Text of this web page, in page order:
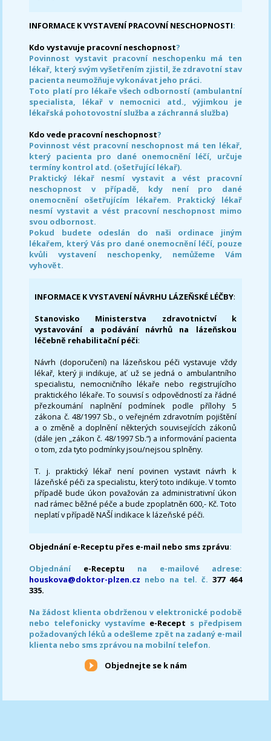
INFORMACE K VYSTAVENÍ PRACOVNÍ NESCHOPNOSTI:
Kdo vystavuje pracovní neschopnost?
Povinnost vystavit pracovní neschopenku má ten
lékař, který svým vyšetřením zjistil, že zdravotní stav
pacienta neumožňuje vykonávat jeho práci.
Toto platí pro lékaře všech odborností (ambulantní
specialista, lékař v nemocnici atd., výjimkou je
lékařská pohotovostní služba a záchranná služba)
Kdo vede pracovní neschopnost?
Povinnost vést pracovní neschopnost má ten lékař,
který pacienta pro dané onemocnění léčí, určuje
termíny kontrol atd. (ošetřující lékař).
Praktický lékař nesmí vystavit a vést pracovní
neschopnost v případě, kdy není pro dané
onemocnění ošetřujícím lékařem. Praktický lékař
nesmí vystavit a vést pracovní neschopnost mimo
svou odbornost.
Pokud budete odeslán do naši ordinace jiným
lékařem, který Vás pro dané onemocnění léčí, pouze
kvůli vystavení neschopenky, nemůžeme Vám
vyhovět.
INFORMACE K VYSTAVENÍ NÁVRHU LÁZEŇSKÉ LÉČBY:
Stanovisko Ministerstva zdravotnictví k
vystavování a podávání návrhů na lázeňskou
léčebně rehabilitační péči:
Návrh (doporučení) na lázeňskou péči vystavuje vždy
lékař, který ji indikuje, ať už se jedná o ambulantního
specialistu, nemocničního lékaře nebo registrujícího
praktického lékaře. To souvisí s odpovědností za řádné
přezkoumání naplnění podmínek podle přílohy 5
zákona č. 48/1997 Sb., o veřejném zdravotním pojištění
a o změně a doplnění některých souvisejících zákonů
(dále jen „zákon č. 48/1997 Sb.“) a informování pacienta
o tom, zda tyto podmínky jsou/nejsou splněny.
T. j. praktický lékař není povinen vystavit návrh k
lázeňské péči za specialistu, který toto indikuje. V tomto
případě bude úkon považován za administrativní úkon
nad rámec běžné péče a bude zpoplatněn 600,- Kč. Toto
neplatí v případě NAŠÍ indikace k lázeňské péči.
Objednání e-Receptu přes e-mail nebo sms zprávu:
Objednání e-Receptu na e-mailové adrese:
houskova@doktor-plzen.cz nebo na tel. č. 377 464
335.
Na žádost klienta obdrženou v elektronické podobě
nebo telefonicky vystavíme e-Recept s předpisem
požadovaných léků a odešleme zpět na zadaný e-mail
klienta nebo sms zprávou na mobilní telefon.
Objednejte se k nám